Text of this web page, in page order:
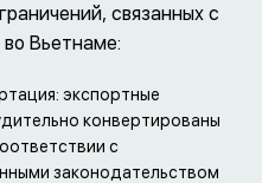
связанных с
Вьетнаме:
экспортные
конвертированы
с
законодательством